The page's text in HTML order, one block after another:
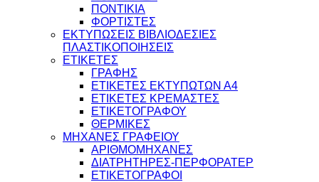
ΠΟΝΤΙΚΙΑ
ΦΟΡΤΙΣΤΕΣ
ΕΚΤΥΠΩΣΕΙΣ ΒΙΒΛΙΟΔΕΣΙΕΣ
ΠΛΑΣΤΙΚΟΠΟΙΗΣΕΙΣ
ΕΤΙΚΕΤΕΣ
ΓΡΑΦΗΣ
ΕΤΙΚΕΤΕΣ ΕΚΤΥΠΩΤΩΝ Α4
ΕΤΙΚΕΤΕΣ ΚΡΕΜΑΣΤΕΣ
ΕΤΙΚΕΤΟΓΡΑΦΟΥ
ΘΕΡΜΙΚΕΣ
ΜΗΧΑΝΕΣ ΓΡΑΦΕΙΟΥ
ΑΡΙΘΜΟΜΗΧΑΝΕΣ
ΔΙΑΤΡΗΤΗΡΕΣ-ΠΕΡΦΟΡΑΤΕΡ
ΕΤΙΚΕΤΟΓΡΑΦΟΙ